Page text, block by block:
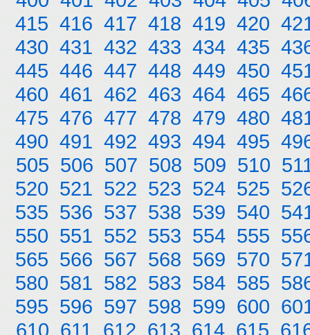
415 416 417 418 419 420
430 431 432 433 434 435
445 446 447 448 449 450
460 461 462 463 464 465
475 476 477 478 479 480
490 491 492 493 494 495
505 506 507 508 509 510
520 521 522 523 524 525
535 536 537 538 539 540
550 551 552 553 554 555
565 566 567 568 569 570
580 581 582 583 584 585
595 596 597 598 599 600
610 611 612 613 614 615